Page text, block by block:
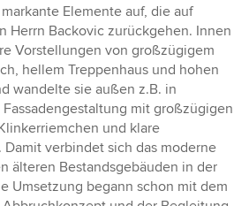
Elemente auf, die auf
Herrn Backovic zurückgehen. Innen
Vorstellungen von großzügigem
hellem Treppenhaus und hohen
wandelte sie außen z.B. in
mit großzügigen
und klare
verbindet sich das moderne
älteren Bestandsgebäuden in der
Umsetzung begann schon mit dem